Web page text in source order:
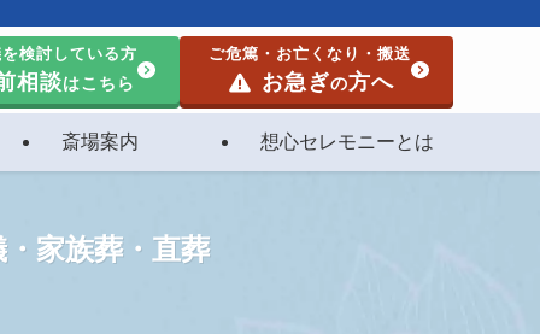
斎場案内 想心セレモニーとは
検討している方
相談はこちら
ご危篤・お亡くなり・搬送
お急ぎの方へ
家族葬・直葬